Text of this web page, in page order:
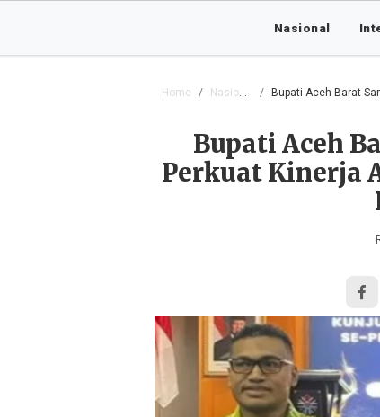
Nasional
Home Nasional Bupati Aceh Barat
Bupati Aceh
Perkuat Kinerja